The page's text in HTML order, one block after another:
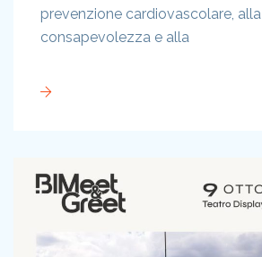
prevenzione cardiovascolare, alla
consapevolezza e alla